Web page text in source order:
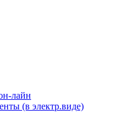
лайн
(в электр.виде)